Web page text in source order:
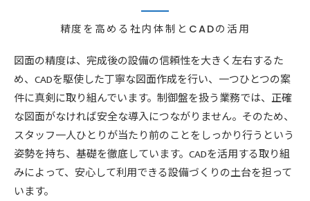
精度を高める社内体制とCADの活用
図面の精度は、完成後の設備の信頼性を大きく左右するた
め、CADを駆使した丁寧な図面作成を行い、一つひとつの案
件に真剣に取り組んでいます。制御盤を扱う業務では、正確
な図面がなければ安全な導入につながりません。そのため、
スタッフ一人ひとりが当たり前のことをしっかり行うという
姿勢を持ち、基礎を徹底しています。CADを活用する取り組
みによって、安心して利用できる設備づくりの土台を担って
います。